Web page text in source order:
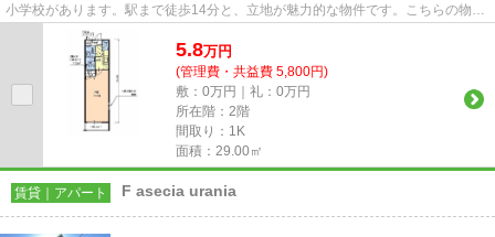
小学校があります。駅まで徒歩14分と、立地が魅力的な物件です。こちらの物件
はアパートです。堺市堺区エリ...
5.8万円
(管理費・共益費 5,800円)
敷：0万円｜礼：0万円
所在階：2階
間取り：1K
面積：29.00㎡
賃貸｜アパート F asecia urania